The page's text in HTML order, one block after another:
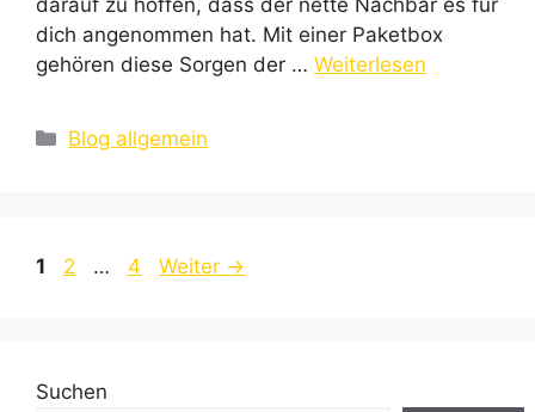
dich angenommen hat. Mit einer Paketbox
gehören diese Sorgen der … Weiterlesen
Kategorien
Blog allgemein
Seite
1 Seite
2 … Seite
4 Weiter →
Suchen